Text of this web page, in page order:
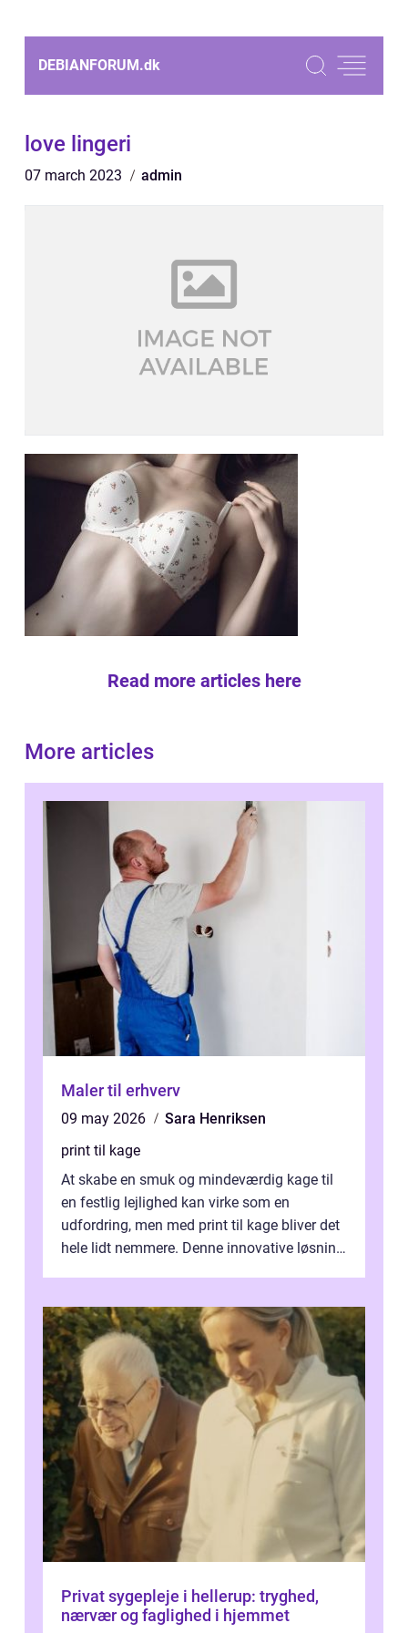
DEBIANFORUM.dk
love lingeri
07 march 2023 admin
Read more articles here
More articles
Maler til erhverv
09 may 2026
Sara Henriksen
print til kage
At skabe en smuk og mindeværdig kage til
en festlig lejlighed kan virke som en
udfordring, men med print til kage bliver det
hele lidt nemmere. Denne innovative løsning
Privat sygepleje i hellerup: tryghed,
nærvær og faglighed i hjemmet